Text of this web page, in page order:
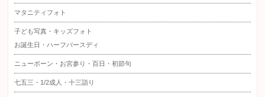
マタニティフォト
子ども写真・キッズフォト
お誕生日・ハーフバースディ
ニューボーン・お宮参り・百日・初節句
七五三・1/2成人・十三詣り